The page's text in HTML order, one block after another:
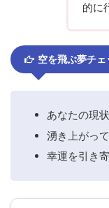
的に
空を飛ぶ夢チェ
あなたの現
湧き上がっ
幸運を引き